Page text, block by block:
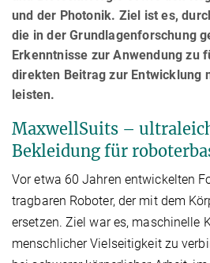
und der Photonik. Ziel ist es,
die in der Grundlagenforschung
Erkenntnisse zur Anwendung zu
direkten Beitrag zur Entwicklung
leisten.
MaxwellSuits –
Bekleidung für
Vor etwa 60 Jahren entwickelten
tragbaren Roboter, der mit dem
ersetzen. Ziel war es, maschinelle
menschlicher Vielseitigkeit zu